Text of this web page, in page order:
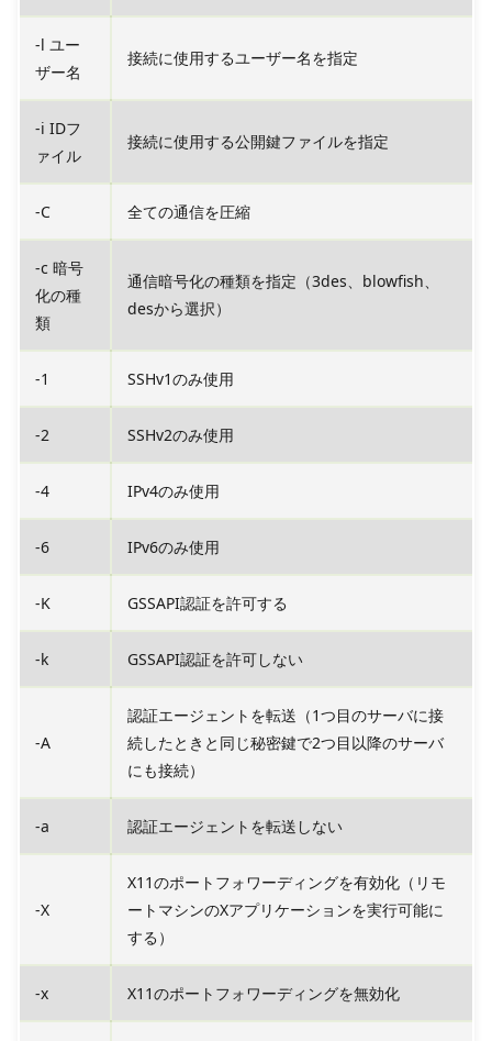
-l ユー
ザー名
接続に使用するユーザー名を指定
-i IDフ
ァイル
接続に使用する公開鍵ファイルを指定
-C 全ての通信を圧縮
-c 暗号
化の種
類
通信暗号化の種類を指定（3des、blowfish、
desから選択）
-1 SSHv1のみ使用
-2 SSHv2のみ使用
-4 IPv4のみ使用
-6 IPv6のみ使用
-K GSSAPI認証を許可する
-k GSSAPI認証を許可しない
-A
認証エージェントを転送（1つ目のサーバに接
続したときと同じ秘密鍵で2つ目以降のサーバ
にも接続）
-a 認証エージェントを転送しない
-X
X11のポートフォワーディングを有効化（リモ
ートマシンのXアプリケーションを実行可能に
する）
-x X11のポートフォワーディングを無効化